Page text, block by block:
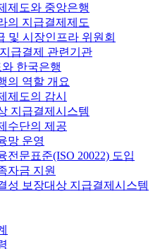
제도와 중앙은행
의 지급결제제도
및 시장인프라 위원회
급결제 관련기관
한국은행
의 역할 개요
제도의 감시
지급결제시스템
수단의 제공
망 운영
전문표준(ISO 20022) 도입
자금 지원
성 보장대상 지급결제시스템